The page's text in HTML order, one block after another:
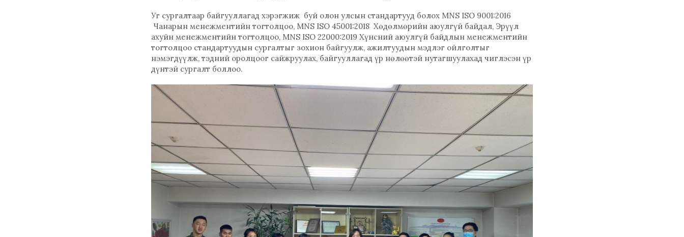
Уг сургалтаар байгууллагад хэрэгжиж буй олон улсын стандартууд болох MNS ISO 9001:2016
Чанарын менежментийн тогтолцоо, MNS ISO 45001:2018 Хөдөлмөрийн аюулгүй байдал, Эрүүл
ахуйн менежментийн тогтолцоо, MNS ISO 22000:2019 Хүнсний аюулгүй байдлын менежментийн
тогтолцоо стандартуудын сургалтыг зохион байгуулж, ажилтуудын мэдлэг ойлголтыг
нэмэгдүүлж, тэдний оролцоог сайжруулах, байгууллагад үр нөлөөтэй нутагшуулахад чиглэсэн үр
дүнтэй сургалт боллоо.